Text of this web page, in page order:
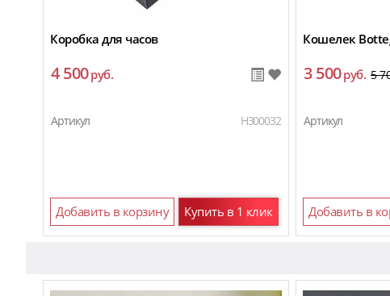
Коробка для часов
4 500руб.
Артикул H300032
Добавить в корзину Купить в 1 клик
Кошелек
3 500руб. 5
Артикул
Добавить в